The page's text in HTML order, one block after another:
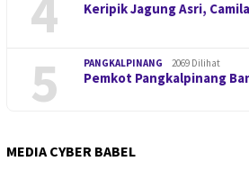
Keripik Jagung Asri,
5 PANGKALPINANG 2069 Dilihat
Pemkot Pangkalpinang
MEDIA CYBER BABEL